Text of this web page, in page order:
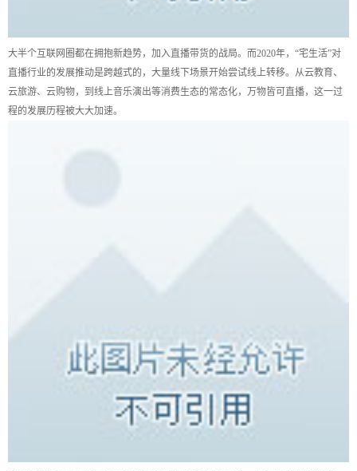
大半个互联网圈都在拥抱新趋势，加入直播带货的战局。而2020年，“宅生活”对
直播行业的发展推动是跨越式的，大量线下场景开始尝试线上转移。从云教育、
云旅游、云购物，到线上音乐演出等消费生态的常态化，万物皆可直播，这一过
程的发展历程被大大加速。